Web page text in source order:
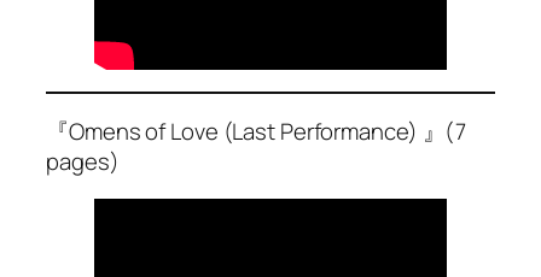
『Omens of Love (Last Performance) 』(7
pages)